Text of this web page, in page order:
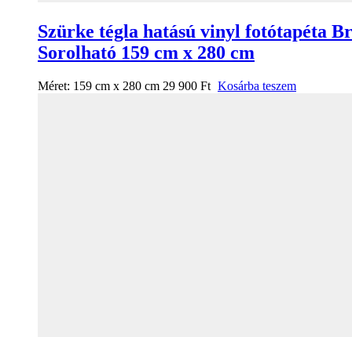
Szürke tégla hatású vinyl fotótapéta
Sorolható 159 cm x 280 cm
Méret: 159 cm x 280 cm 29 900 Ft Kosárba teszem